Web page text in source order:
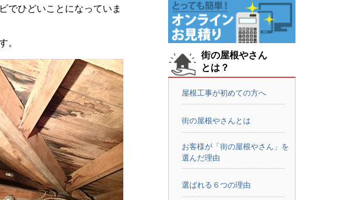
でひどいことになっていま
。
街の屋根やさん
とは？
屋根工事が初めての方へ
街の屋根やさんとは
お客様が「街の屋根やさん」を
選んだ理由
選ばれる６つの理由